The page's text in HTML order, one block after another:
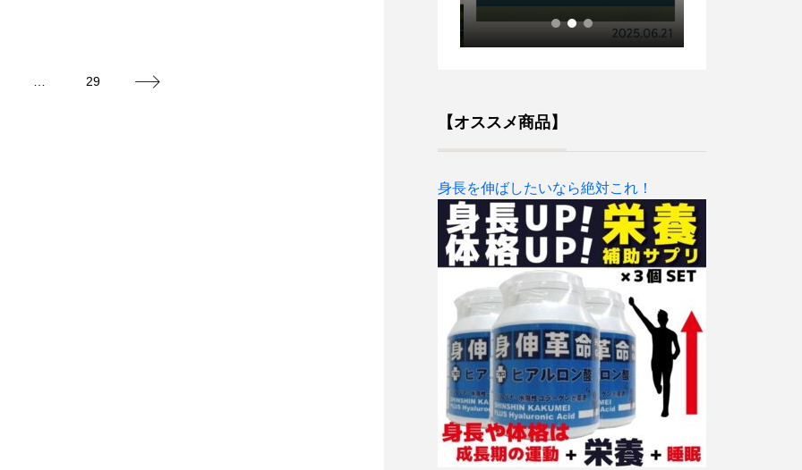
29
【オススメ商品】
身長を伸ばしたいなら絶対これ！